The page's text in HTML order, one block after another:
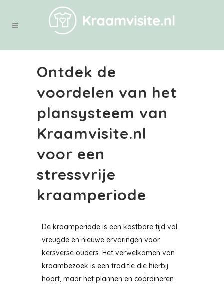
Ontdek de
voordelen van het
plansysteem van
Kraamvisite.nl
voor een
stressvrije
kraamperiode
De kraamperiode is een kostbare tijd vol
vreugde en nieuwe ervaringen voor
kersverse ouders. Het verwelkomen van
kraambezoek is een traditie die hierbij
hoort, maar het plannen en coördineren